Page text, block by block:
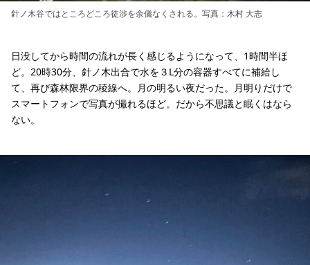
針ノ木谷ではところどころ徒渉を余儀なくされる。写真：木村 大志
日没してから時間の流れが長く感じるようになって、1時間半ほ
ど。20時30分、針ノ木出合で水を３L分の容器すべてに補給し
て、再び森林限界の稜線へ。月の明るい夜だった。月明りだけで
スマートフォンで写真が撮れるほど。だから不思議と眠くはなら
ない。